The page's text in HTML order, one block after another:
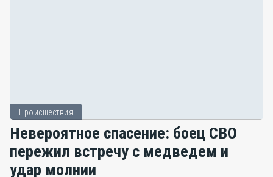
Происшествия
Невероятное спасение: боец СВО
пережил встречу с медведем и
удар молнии